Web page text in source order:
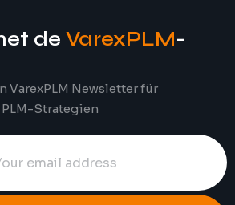
de VarexPLM-
VarexPLM Newsletter für
Strategien